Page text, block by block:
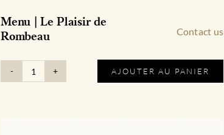
Menu | Le Plaisir de
Rombeau
Contact us
quantité
AJOUTER AU PANIER